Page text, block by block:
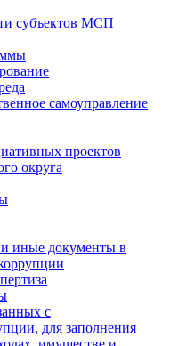
субъектов МСП
самоуправление
проектов
округа
иные документы в
с
для заполнения